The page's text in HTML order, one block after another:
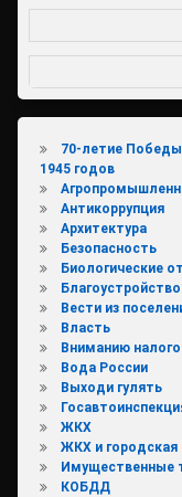
70-летие Победы
1945 годов
Антикоррупция
Архитектура
Безопасность
Биологические
Вести из
Власть
Вниманию
Вода России
Выходи гулять
ЖКХ
ЖКХ и городская
Имущественные
КОБДД